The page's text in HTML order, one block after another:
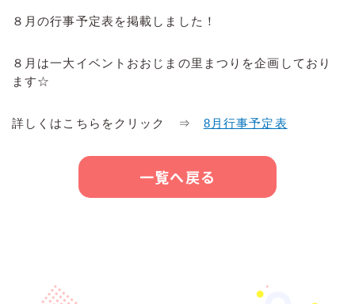
高齢者福祉施設
高齢者福祉施設
TEL.0256-31-1810
平日 9:00〜17:00 /休
８月の行事予定表を掲載しました！
８月は一大イベントおおじまの里まつりを企画しており
ます☆
詳しくはこちらをクリック ⇒ 8月行事予定表
一覧へ戻る